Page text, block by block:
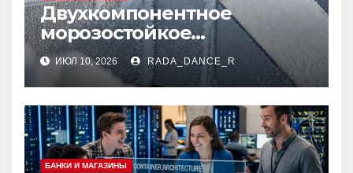
Двухкомпонентное
морозостойкое
огнезащитное покрытие
для вентиляционных
систем и
металлоконструкций
ИЮЛ 10, 2026 RADA_DANCE_R
БАНКИ И МАГАЗИНЫ